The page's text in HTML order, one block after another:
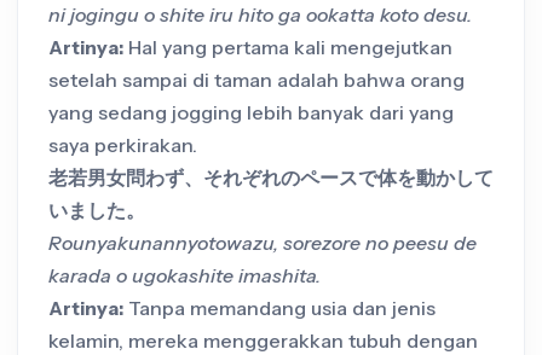
ni jogingu o shite iru hito ga ookatta koto desu.
Artinya: Hal yang pertama kali mengejutkan
setelah sampai di taman adalah bahwa orang
yang sedang jogging lebih banyak dari yang
saya perkirakan.
老若男女問わず、それぞれのペースで体を動かして
いました。
Rounyakunannyotowazu, sorezore no peesu de
karada o ugokashite imashita.
Artinya: Tanpa memandang usia dan jenis
kelamin, mereka menggerakkan tubuh dengan